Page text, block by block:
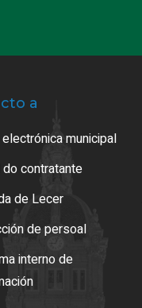
a
municipal
contratante
de Lecer
de persoal
interno de